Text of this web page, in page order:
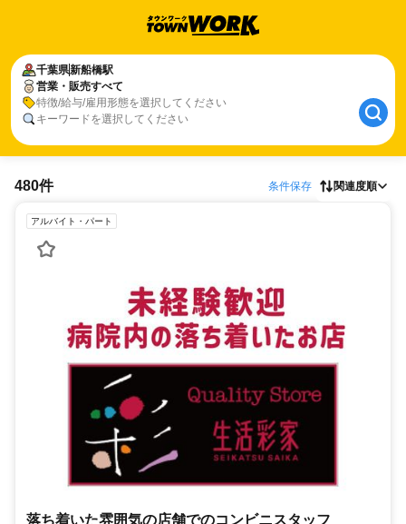
千葉県新船橋駅
営業・販売すべて
特徴/給与/雇用形態を選択してください
キーワードを選択してください
480件 条件保存 関連度順
アルバイト・パート
落ち着いた雰囲気の店舗でのコンビニスタッフ